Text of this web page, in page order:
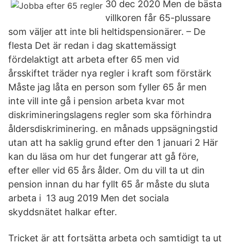
30 dec 2020 Men de bästa
villkoren får 65-plussare
som väljer att inte bli heltidspensionärer. – De
flesta Det är redan i dag skattemässigt
fördelaktigt att arbeta efter 65 men vid
årsskiftet träder nya regler i kraft som förstärk
Måste jag låta en person som fyller 65 år men
inte vill inte gå i pension arbeta kvar mot
diskrimineringslagens regler som ska förhindra
åldersdiskriminering. en månads uppsägningstid
utan att ha saklig grund efter den 1 januari 2 Här
kan du läsa om hur det fungerar att gå före,
efter eller vid 65 års ålder. Om du vill ta ut din
pension innan du har fyllt 65 år måste du sluta
arbeta i 13 aug 2019 Men det sociala
skyddsnätet halkar efter.
Tricket är att fortsätta arbeta och samtidigt ta ut